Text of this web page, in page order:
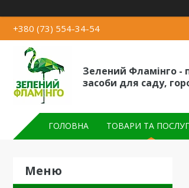
+380 (73) 554-34-54
Зелений Фламінго -
засоби для саду,
ГОЛОВНА ТОВАРИ ТА